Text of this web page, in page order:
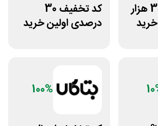
کد تخفیف 300 هزار
کد تخفیف 30
درصدی اولین خرید
100%